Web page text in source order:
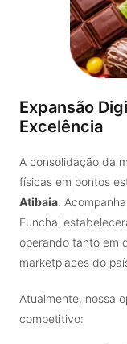
Expansão
Excelência
A consolidação da
físicas em pontos
Atibaia.
Funchal
operando tanto em
marketplaces do
Atualmente, nossa
competitivo: